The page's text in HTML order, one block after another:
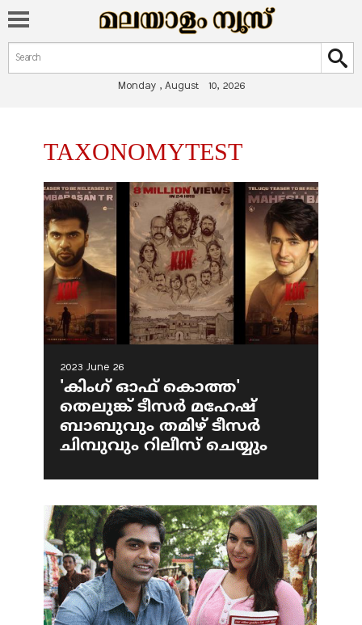
Search form
Search
Monday , August 10, 2026
You are here
TAXONOMYTEST
2023 June 26
'കിംഗ് ഓഫ് കൊത്ത'
തെലുങ്ക് ടീസര്‍ മഹേഷ്
ബാബുവും തമിഴ് ടീസര്‍
ചിമ്പുവും റിലീസ് ചെയ്യും